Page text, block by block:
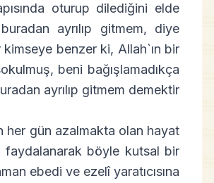
oturup dilediğini elde
ayrılıp gitmem, diye
benzer ki, Allah`ın bir
beni bağışlamadıkça
ayrılıp gitmem demektir."
her gün azalmakta olan hayat
faydalanarak böyle kutsal bir
ebedi ve ezelî yaratıcısına